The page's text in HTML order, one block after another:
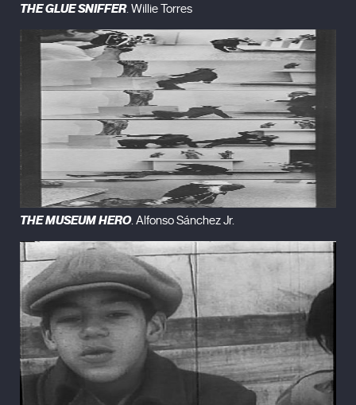
THE GLUE SNIFFER. Willie Torres
THE MUSEUM HERO. Alfonso Sánchez Jr.